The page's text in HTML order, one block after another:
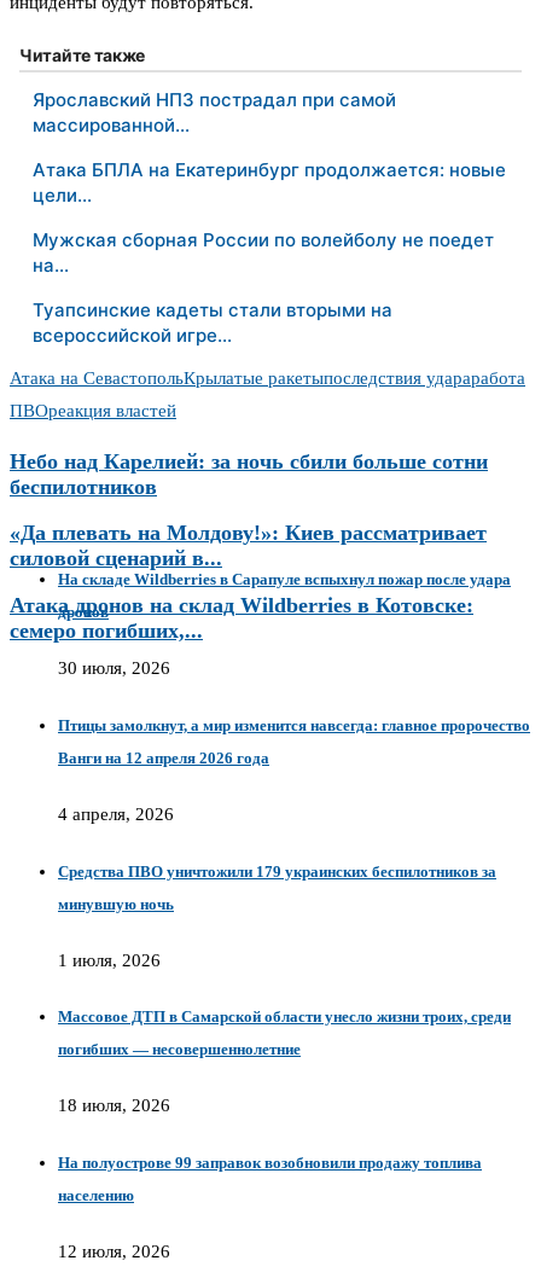
Читайте также
Ярославский НПЗ пострадал при самой
массированной…
Атака БПЛА на Екатеринбург продолжается: новые
цели…
Мужская сборная России по волейболу не поедет
на…
Туапсинские кадеты стали вторыми на
всероссийской игре…
Атака на СевастопольКрылатые ракетыпоследствия удараработа
ПВОреакция властей
Небо над Карелией: за ночь сбили больше сотни
беспилотников
«Да плевать на Молдову!»: Киев рассматривает
силовой сценарий в...
Атака дронов на склад Wildberries в Котовске:
семеро погибших,...
На складе Wildberries в Сарапуле вспыхнул пожар после удара
дронов
30 июля, 2026
Птицы замолкнут, а мир изменится навсегда: главное пророчество
Ванги на 12 апреля 2026 года
4 апреля, 2026
Средства ПВО уничтожили 179 украинских беспилотников за
минувшую ночь
1 июля, 2026
Массовое ДТП в Самарской области унесло жизни троих, среди
погибших — несовершеннолетние
18 июля, 2026
На полуострове 99 заправок возобновили продажу топлива
населению
12 июля, 2026